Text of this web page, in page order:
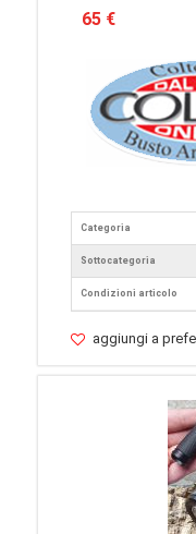
65 €
Categoria
Sottocategoria
Condizioni articolo
aggiungi a